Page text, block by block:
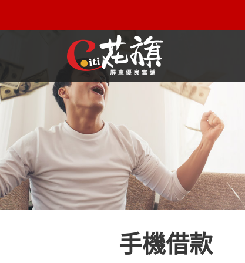
屏東機車借款解決您所有的借貸疑慮，完全了解、滿意再貸！
手機借款